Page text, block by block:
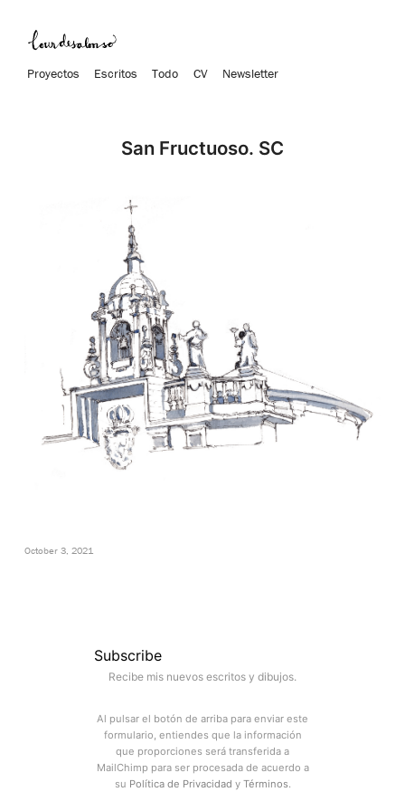
Proyectos Escritos Todo CV Newsletter
San Fructuoso. SC
October 3, 2021
Subscribe
Recibe mis nuevos escritos y dibujos.
Al pulsar el botón de arriba para enviar este
formulario, entiendes que la información
que proporciones será transferida a
MailChimp para ser procesada de acuerdo a
su Política de Privacidad y Términos.